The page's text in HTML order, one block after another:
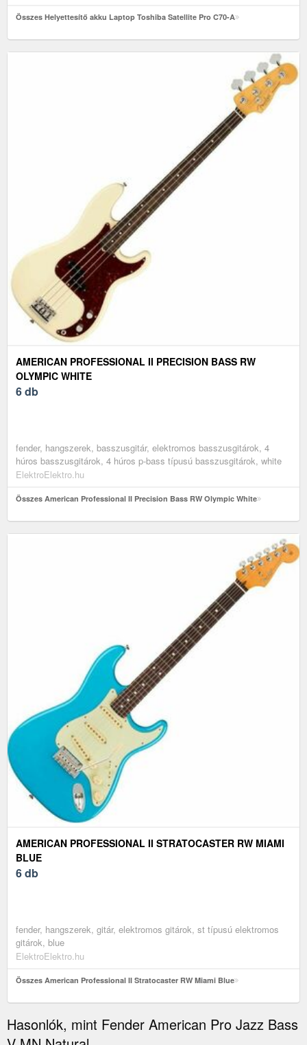
Összes Helyettesítő akku Laptop Toshiba Satellite Pro C70-A
AMERICAN PROFESSIONAL II PRECISION BASS RW
OLYMPIC WHITE
6 db
fender, hangszerek, basszusgitár, elektromos basszusgitárok, 4
húros basszusgitárok, 4 húros p-bass típusú basszusgitárok, white
ElektroElektro.hu
Összes American Professional II Precision Bass RW Olympic White
AMERICAN PROFESSIONAL II STRATOCASTER RW MIAMI
BLUE
6 db
fender, hangszerek, gitár, elektromos gitárok, st típusú elektromos
gitárok, blue
ElektroElektro.hu
Összes American Professional II Stratocaster RW Miami Blue
Hasonlók, mint Fender American Pro Jazz Bass